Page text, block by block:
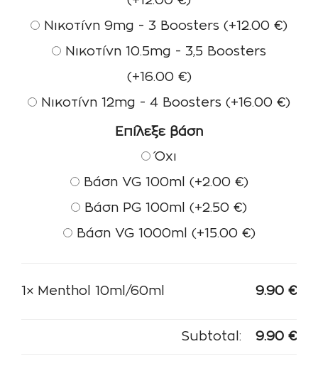
Νικοτίνη 9mg - 3 Boosters (+12.00 €)
Νικοτίνη 10.5mg - 3,5 Boosters
(+16.00 €)
Νικοτίνη 12mg - 4 Boosters (+16.00 €)
Επίλεξε βάση
Όχι
Βάση VG 100ml (+2.00 €)
Βάση PG 100ml (+2.50 €)
Βάση VG 1000ml (+15.00 €)
1× Menthol 10ml/60ml 9.90 €
Subtotal: 9.90 €